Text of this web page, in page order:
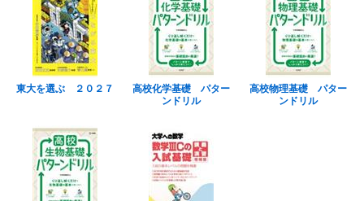
東大を選ぶ ２０２７
高校化学基礎 パター
ンドリル
高校物理基礎 パター
ンドリル